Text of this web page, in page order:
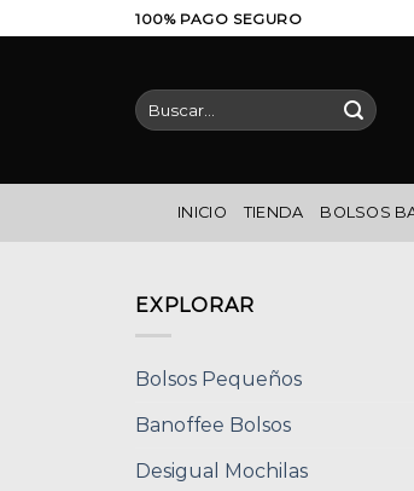
al
100% PAGO SEGURO
Buscar
por:
INICIO TIENDA BOLSOS
EXPLORAR
Bolsos Pequeños
Banoffee Bolsos
Desigual Mochilas